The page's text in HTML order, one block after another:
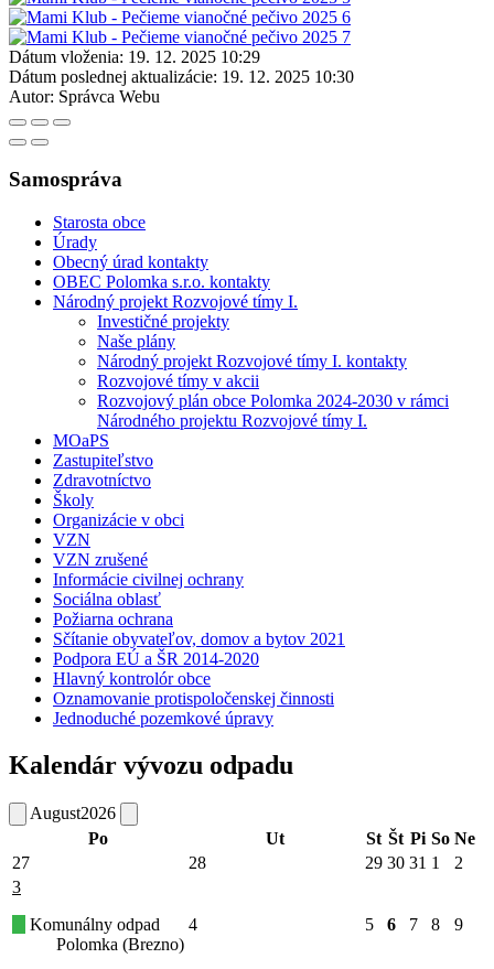
Dátum vloženia: 19. 12. 2025 10:29
Dátum poslednej aktualizácie: 19. 12. 2025 10:30
Autor: Správca Webu
Samospráva
Starosta obce
Úrady
Obecný úrad kontakty
OBEC Polomka s.r.o. kontakty
Národný projekt Rozvojové tímy I.
Investičné projekty
Naše plány
Národný projekt Rozvojové tímy I. kontakty
Rozvojové tímy v akcii
Rozvojový plán obce Polomka 2024-2030 v rámci
Národného projektu Rozvojové tímy I.
MOaPS
Zastupiteľstvo
Zdravotníctvo
Školy
Organizácie v obci
VZN
VZN zrušené
Informácie civilnej ochrany
Sociálna oblasť
Požiarna ochrana
Sčítanie obyvateľov, domov a bytov 2021
Podpora EÚ a ŠR 2014-2020
Hlavný kontrolór obce
Oznamovanie protispoločenskej činnosti
Jednoduché pozemkové úpravy
Kalendár vývozu odpadu
August2026
Po
Ut St Št Pi So Ne
27
28 29 30 31 1
2
3
Komunálny odpad
Polomka (Brezno)
4 5 6 7 8 9